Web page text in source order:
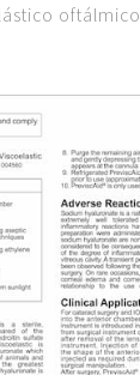
oftálmico